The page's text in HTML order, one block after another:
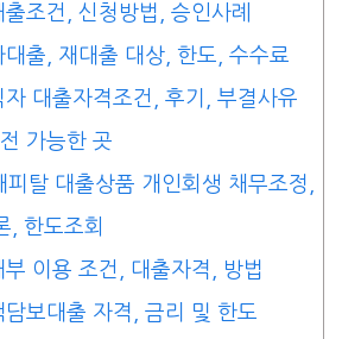
조건, 신청방법, 승인사례
대출, 재대출 대상, 한도, 수수료
자 대출자격조건, 후기, 부결사유
가능한 곳
탈 대출상품 개인회생 채무조정,
, 한도조회
이용 조건, 대출자격, 방법
보대출 자격, 금리 및 한도